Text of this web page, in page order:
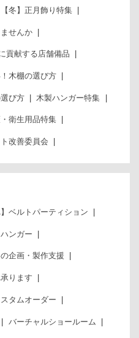
【冬】正月飾り特集
せんか
貢献する店舗備品
木棚の選び方
び方 木製ハンガー特集
衛生用品特集
改善委員会
】ベルトパーティション
ハンガー
企画・製作支援
ります
タムオーダー
バーチャルショールーム